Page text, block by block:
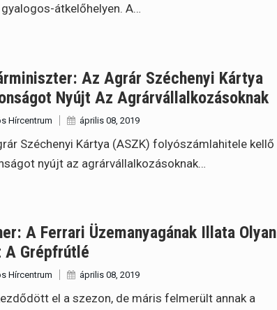
átkelőhelyen. A…
Az Agrár Széchenyi Kártya
Nyújt Az Agrárvállalkozásoknak
Hírcentrum április 08, 2019
Széchenyi Kártya (ASZK) folyószámlahitele kellő
nyújt az agrárvállalkozásoknak…
A Ferrari Üzemanyagának Illata Olyan
A Grépfrútlé
Hírcentrum április 08, 2019
el a szezon, de máris felmerült annak a